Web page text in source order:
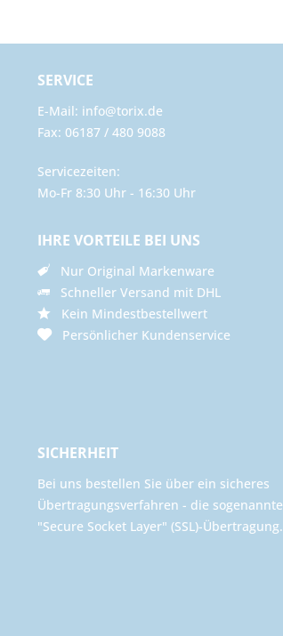
SERVICE
E-Mail: info@torix.de
Fax: 06187 / 480 9088
Servicezeiten:
Mo-Fr 8:30 Uhr - 16:30 Uhr
IHRE VORTEILE BEI UNS
Nur Original Markenware
Schneller Versand mit DHL
Kein Mindestbestellwert
Persönlicher Kundenservice
SICHERHEIT
Bei uns bestellen Sie über ein sicheres
Übertragungsverfahren - die sogenannte
"Secure Socket Layer" (SSL)-Übertragung.